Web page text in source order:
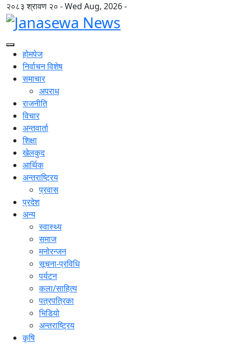
२०८३ श्रावण २० - Wed Aug, 2026 -
होमपेज
निर्वाचन विशेष
समाचार
अपराध
राजनीति
विचार
अन्तवार्ता
शिक्षा
खेलकुद
आर्थिक
अन्तराष्ट्रिय
प्रवास
प्रदेश
अन्य
स्वास्थ्य
समाज
मनोरन्जन
सूचना-प्रविधि
पर्यटन
कला/साहित्य
पत्रपत्रिका
भिडियो
अन्तराष्ट्रिय
कृषि